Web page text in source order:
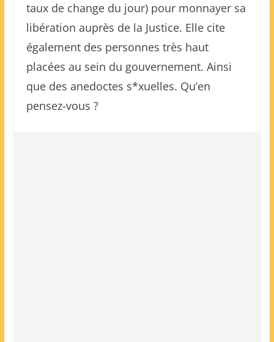
taux de change du jour) pour monnayer sa
libération auprès de la Justice. Elle cite
également des personnes très haut
placées au sein du gouvernement. Ainsi
que des anedoctes s*xuelles. Qu’en
pensez-vous ?